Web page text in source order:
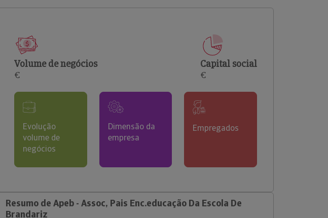
comerciais e analisar o risco de incumprimento dos
Volume de negócios
€
Capital social
€
Evolução
volume de
negócios
Dimensão da
empresa
Empregados
Resumo de Apeb - Assoc, Pais Enc.educação Da Escola De
Brandariz